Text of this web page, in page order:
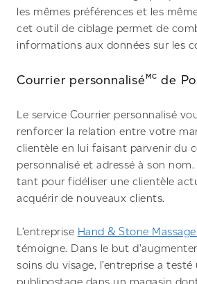
les mêmes préférences et les
cet outil de ciblage permet de
informations aux données sur les
Courrier personnaliséMC de
Le service Courrier personnalisé
renforcer la relation entre votre
clientèle en lui faisant parvenir du
personnalisé et adressé à son
tant pour fidéliser une clientèle
acquérir de nouveaux clients.
L’entreprise Hand & Stone
témoigne. Dans le but
soins du visage, l’entreprise a